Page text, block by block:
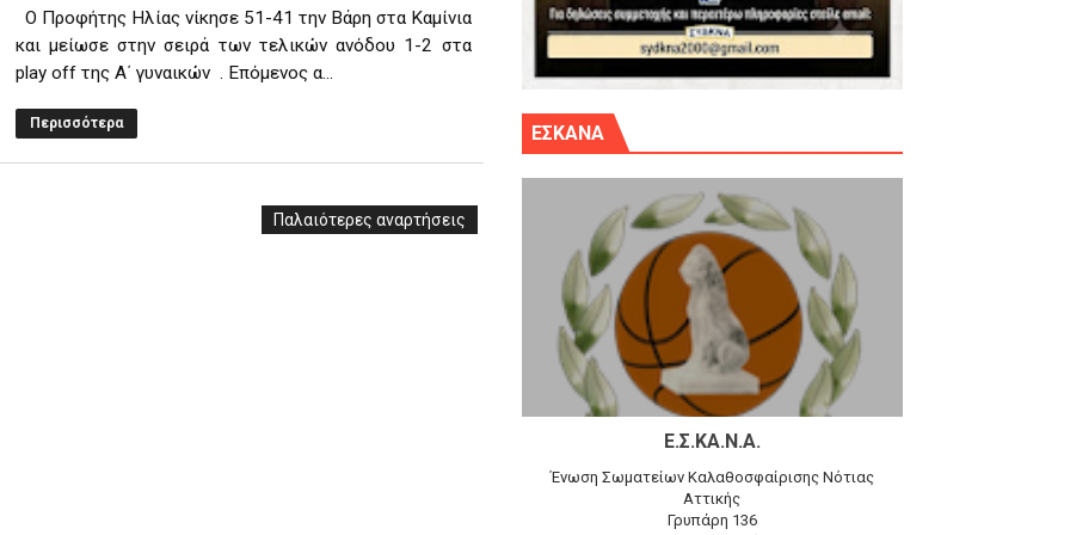
ΜΠΑΣΚΕΤ : 39Η ΕΠΕΤΕΙΟΣ ΑΠΟ ΤΟ ΕΠΟΣ ΤΟΥ 1987
κυπέλλου ανδρών ΕΣΚΑΝΑ Μανδραϊκός Προοδευτική στο νέο κλ. Αγίου Δημητρίου την Κυριακή 14.6.26
Πανελευσινιακό στον τελικό αύριο με Αρετσού (το video του αγώνα)
η Φιλία Περάματος έφερε την σειρά στα ίσια (1-1) νίκησε τον Προφήτη Ηλία 78-74 στα Καμίνια
Ο Προφήτης Ηλίας νίκησε 51-41 την Βάρη στα Καμίνια
και μείωσε στην σειρά των τελικών ανόδου 1-2 στα
play off της Α΄ γυναικών . Επόμενος α...
Περισσότερα
Παλαιότερες αναρτήσεις
ΕΣΚΑΝΑ
Ε.Σ.ΚΑ.Ν.Α.
Ένωση Σωματείων Καλαθοσφαίρισης Νότιας
Αττικής
Γρυπάρη 136